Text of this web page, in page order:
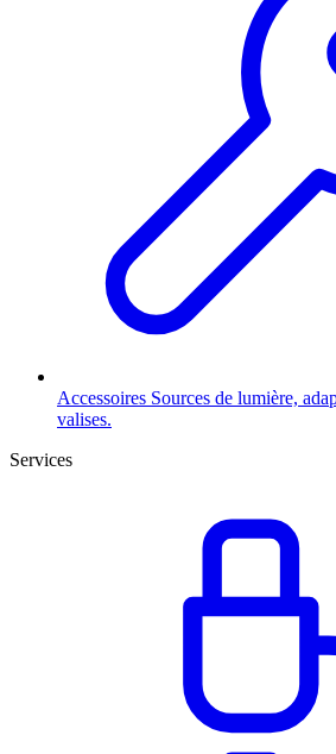
Accessoires Sources de lumière,
valises.
Services